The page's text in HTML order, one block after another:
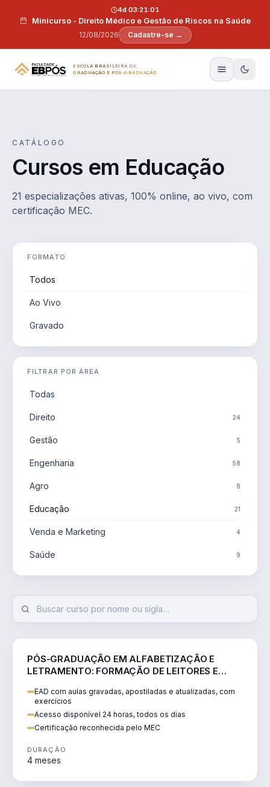
Minicurso - Direito Médico e Gestão de Riscos na Saúde
12/08/2026
4d 03:21:00
Cadastre-se →
ESCOLA BRASILEIRA DE
GRADUAÇÃO E PÓS-GRADUAÇÃO
CATÁLOGO
Cursos em Educação
21 especializações ativas, 100% online, ao vivo, com
certificação MEC.
FORMATO
Todos
Ao Vivo
Gravado
FILTRAR POR ÁREA
Todas
Direito 24
Gestão 5
Engenharia 58
Agro 8
Educação 21
Venda e Marketing 4
Saúde 9
PÓS-GRADUAÇÃO EM ALFABETIZAÇÃO E
LETRAMENTO: FORMAÇÃO DE LEITORES E
EAD com aulas gravadas, apostiladas e atualizadas, com
exercícios
Acesso disponível 24 horas, todos os dias
Certificação reconhecida pelo MEC
DURAÇÃO
4 meses